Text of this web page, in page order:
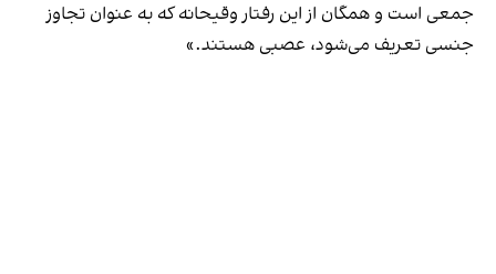
جمعی است و همگان از این رفتار وقیحانه که به عنوان تجاوز
جنسی تعریف می‌شود، عصبی هستند.»